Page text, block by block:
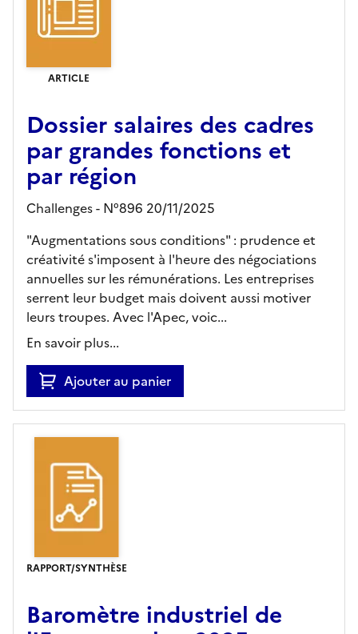
ARTICLE
Dossier salaires des cadres
par grandes fonctions et
par région
Challenges - N°896 20/11/2025
"Augmentations sous conditions" : prudence et
créativité s'imposent à l'heure des négociations
annuelles sur les rémunérations. Les entreprises
serrent leur budget mais doivent aussi motiver
leurs troupes. Avec l'Apec, voic...
En savoir plus...
Ajouter au panier
RAPPORT/SYNTHÈSE
Baromètre industriel de